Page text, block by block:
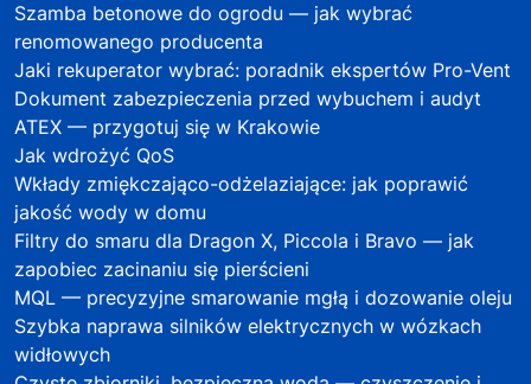
Szamba betonowe do ogrodu — jak wybrać
renomowanego producenta
Jaki rekuperator wybrać: poradnik ekspertów Pro-Vent
Dokument zabezpieczenia przed wybuchem i audyt
ATEX — przygotuj się w Krakowie
Jak wdrożyć QoS
Wkłady zmiękczająco-odżelaziające: jak poprawić
jakość wody w domu
Filtry do smaru dla Dragon X, Piccola i Bravo — jak
zapobiec zacinaniu się pierścieni
MQL — precyzyjne smarowanie mgłą i dozowanie oleju
Szybka naprawa silników elektrycznych w wózkach
widłowych